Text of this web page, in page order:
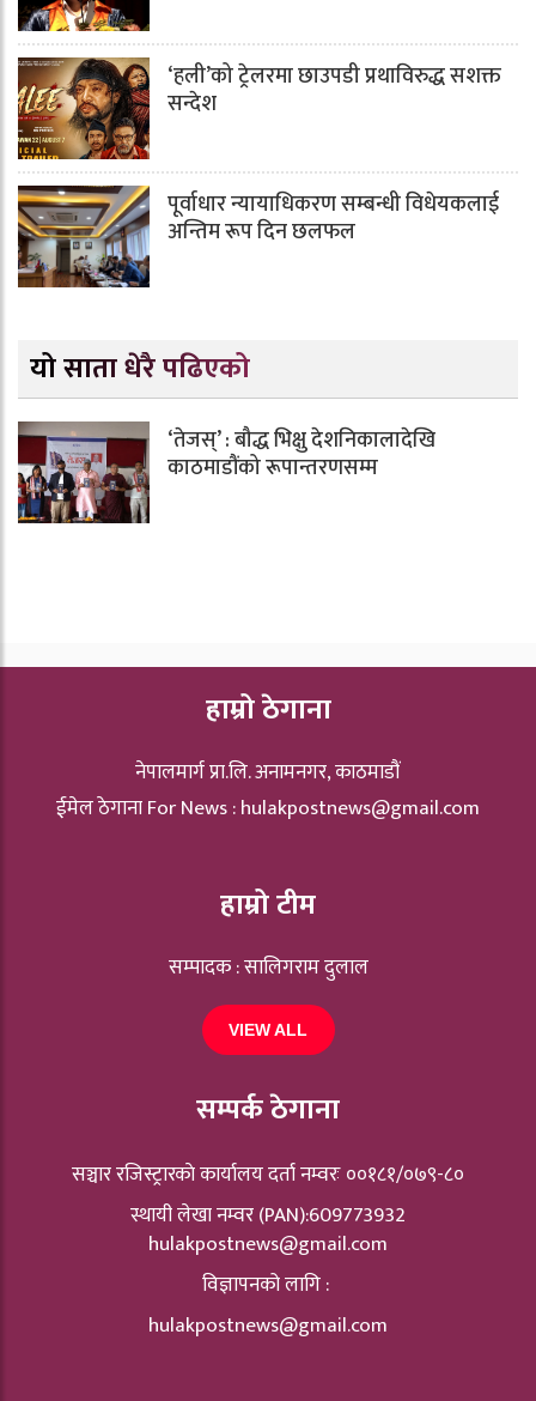
‘हली’को ट्रेलरमा छाउपडी प्रथाविरुद्ध सशक्त
सन्देश
पूर्वाधार न्यायाधिकरण सम्बन्धी विधेयकलाई
अन्तिम रूप दिन छलफल
यो साता धेरै पढिएको
‘तेजस्’ : बौद्ध भिक्षु देशनिकालादेखि
काठमाडौंको रूपान्तरणसम्म
हाम्रो ठेगाना
नेपालमार्ग प्रा.लि. अनामनगर, काठमाडौं
ईमेल ठेगाना For News :hulakpostnews@gmail.com
हाम्रो टीम
सम्पादक : सालिगराम दुलाल
VIEW ALL
सम्पर्क ठेगाना
सञ्चार रजिस्ट्रारकाे कार्यालय दर्ता नम्वरः ००१८१/०७९-८०
स्थायी लेखा नम्वर (PAN):609773932
hulakpostnews@gmail.com
विज्ञापनको लागि :
hulakpostnews@gmail.com